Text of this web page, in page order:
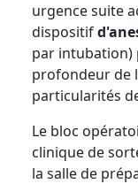
urgence suite
dispositif
par intubation)
profondeur de
particularités
Le bloc
clinique de
la salle de